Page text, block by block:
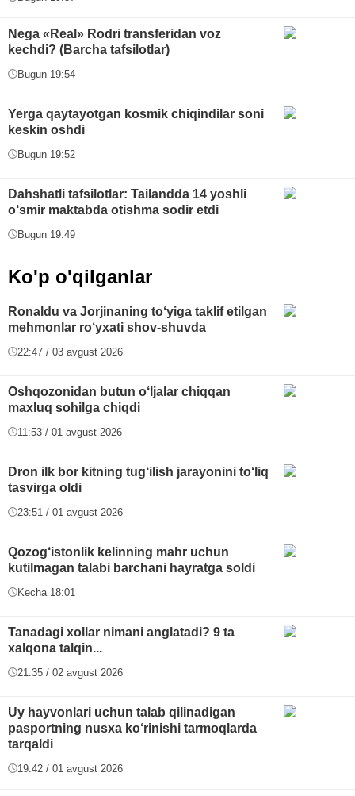
Nega «Real» Rodri transferidan voz
kechdi? (Barcha tafsilotlar)
Bugun 19:54
Yerga qaytayotgan kosmik chiqindilar soni
keskin oshdi
Bugun 19:52
Dahshatli tafsilotlar: Tailandda 14 yoshli
o‘smir maktabda otishma sodir etdi
Bugun 19:49
Ko'p o'qilganlar
Ronaldu va Jorjinaning to‘yiga taklif etilgan
mehmonlar ro‘yxati shov-shuvda
22:47 / 03 avgust 2026
Oshqozonidan butun o‘ljalar chiqqan
maxluq sohilga chiqdi
11:53 / 01 avgust 2026
Dron ilk bor kitning tug‘ilish jarayonini to‘liq
tasvirga oldi
23:51 / 01 avgust 2026
Qozog‘istonlik kelinning mahr uchun
kutilmagan talabi barchani hayratga soldi
Kecha 18:01
Tanadagi xollar nimani anglatadi? 9 ta
xalqona talqin...
21:35 / 02 avgust 2026
Uy hayvonlari uchun talab qilinadigan
pasportning nusxa ko‘rinishi tarmoqlarda
tarqaldi
19:42 / 01 avgust 2026